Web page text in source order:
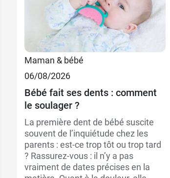
Maman & bébé
06/08/2026
Bébé fait ses dents : comment
le soulager ?
La première dent de bébé suscite
souvent de l’inquiétude chez les
parents : est-ce trop tôt ou trop tard
? Rassurez-vous : il n’y a pas
vraiment de dates précises en la